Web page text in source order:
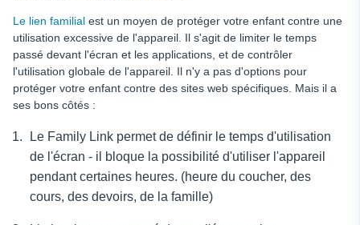
Le lien familial est un moyen de protéger votre enfant contre une
utilisation excessive de l'appareil. Il s'agit de limiter le temps
passé devant l'écran et les applications, et de contrôler
l'utilisation globale de l'appareil. Il n'y a pas d'options pour
protéger votre enfant contre des sites web spécifiques. Mais il a
ses bons côtés :
Le Family Link permet de définir le temps d'utilisation
de l'écran - il bloque la possibilité d'utiliser l'appareil
pendant certaines heures. (heure du coucher, des
cours, des devoirs, de la famille)